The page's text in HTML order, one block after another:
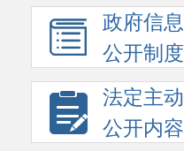
政府信息
公开制度
法定主动
公开内容